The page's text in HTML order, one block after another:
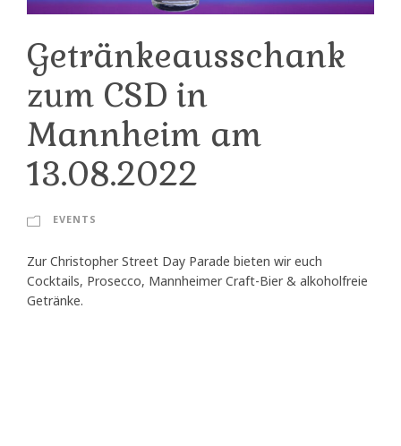
Getränkeausschank
zum CSD in
Mannheim am
13.08.2022
EVENTS
Zur Christopher Street Day Parade bieten wir euch
Cocktails, Prosecco, Mannheimer Craft-Bier & alkoholfreie
Getränke.